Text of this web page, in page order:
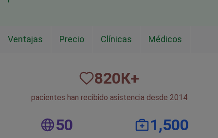
Ventajas Precio Clínicas Médicos
820К+
pacientes han recibido asistencia desde 2014
50 1,500